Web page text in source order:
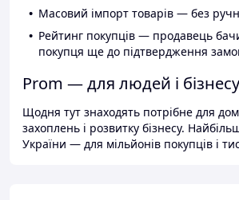
Масовий імпорт товарів — без
Рейтинг покупців — продавець
покупця ще до підтвердження
Prom — для людей і бізнесу
Щодня тут знаходять потрібне для
захоплень і розвитку бізнесу.
України — для мільйонів покупців і